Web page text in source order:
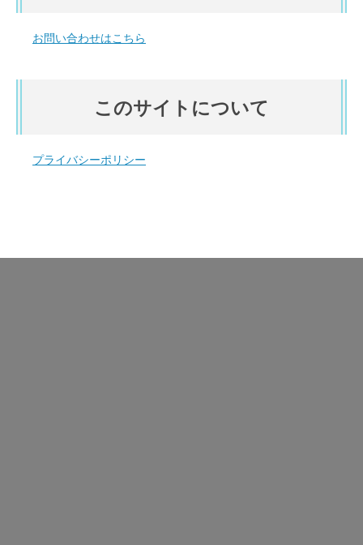
お問い合わせはこちら
このサイトについて
プライバシーポリシー